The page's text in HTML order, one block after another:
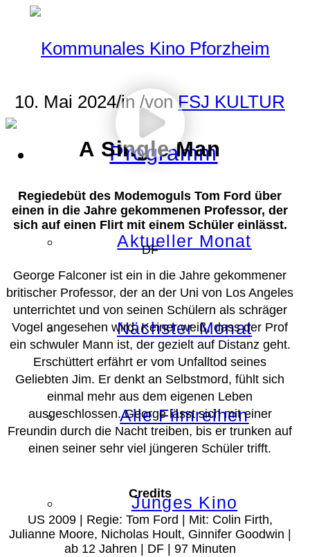
Programm
Aktueller Monat
Nächster Monat
Alle Filmreihen
Junges Kino
10. Mai 2024/in /vonFSJ KULTUR
A Single Man
Regiedebüt des Modemoguls Tom Ford über
einen in die Jahre gekommenen Professor, der
sich auf einen Flirt mit einem Schüler einlässt.
DF
George Falconer ist ein in die Jahre gekommener
britischer Professor, der an der Uni von Los Angeles
unterrichtet und von seinen Schülern als schräger
Vogel angesehen wird. Keiner weiß, dass der Prof
ein schwuler Mann ist, der gezielt auf Distanz geht.
Erschüttert erfährt er vom Unfalltod seines
Geliebten Jim. Er denkt an Selbstmord, fühlt sich
einmal mehr aus dem eigenen Leben
ausgeschlossen. George lässt sich mit einer
Freundin durch die Nacht treiben, bis er trunken auf
einen seiner sehr viel jüngeren Schüler trifft.
Credits
US 2009 | Regie: Tom Ford | Mit: Colin Firth,
Julianne Moore, Nicholas Hoult, Ginnifer Goodwin |
ab 12 Jahren | DF | 97 Minuten